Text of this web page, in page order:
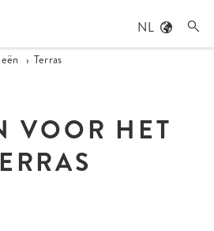
NL 
› Terras
VOOR HET